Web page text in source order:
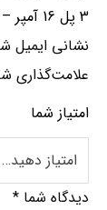
3 پل 16 آمپر – 6 کیلوآمپر – AC/DC – تیپ B اشنایدر”
نشانی ایمیل
علامت‌گذاری
امتیاز شما
دیدگاه شما *